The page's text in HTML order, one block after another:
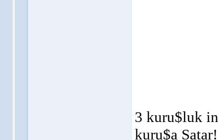
3 kuru$luk
kuru$a Satar!